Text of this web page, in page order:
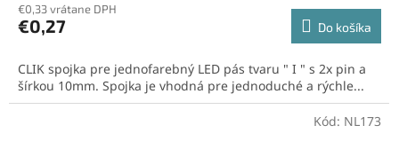
€0,33 vrátane DPH
€0,27 Do košíka
CLIK spojka pre jednofarebný LED pás tvaru " I " s 2x pin a
šírkou 10mm. Spojka je vhodná pre jednoduché a rýchle...
Kód: NL173